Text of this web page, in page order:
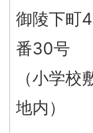
御陵下町4
番30号
（小学校
地内）